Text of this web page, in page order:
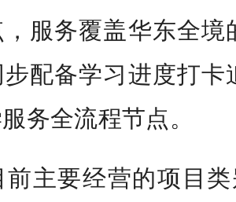
服务覆盖华东全境
步配备学习进度打
务全流程节点。
前主要经营的项目